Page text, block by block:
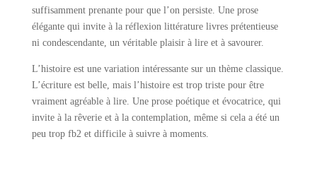
suffisamment prenante pour que l’on persiste. Une prose
élégante qui invite à la réflexion littérature livres prétentieuse
ni condescendante, un véritable plaisir à lire et à savourer.
L’histoire est une variation intéressante sur un thème classique.
L’écriture est belle, mais l’histoire est trop triste pour être
vraiment agréable à lire. Une prose poétique et évocatrice, qui
invite à la rêverie et à la contemplation, même si cela a été un
peu trop fb2 et difficile à suivre à moments.